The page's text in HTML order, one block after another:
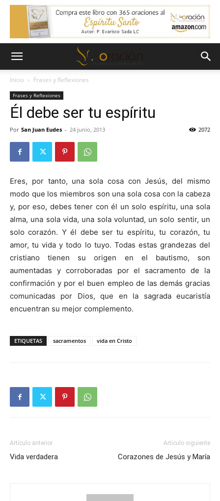
Inicio Frases y Reflexiones
Frases y Reflexiones
Él debe ser tu espíritu
Por San Juan Eudes - 24 junio, 2013 2072
Eres, por tanto, una sola cosa con Jesús, del mismo
modo que los miembros son una sola cosa con la cabeza
y, por eso, debes tener con él un solo espíritu, una sola
alma, una sola vida, una sola voluntad, un solo sentir, un
solo corazón. Y él debe ser tu espíritu, tu corazón, tu
amor, tu vida y todo lo tuyo. Todas estas grandezas del
cristiano tienen su origen en el bautismo, son
aumentadas y corroboradas por el sacramento de la
confirmación y por el buen empleo de las demás gracias
comunicadas por Dios, que en la sagrada eucaristía
encuentran su mejor complemento.
ETIQUETAS sacramentos vida en Cristo
Artículo anterior
Vida verdadera
Artículo siguiente
Corazones de Jesús y María